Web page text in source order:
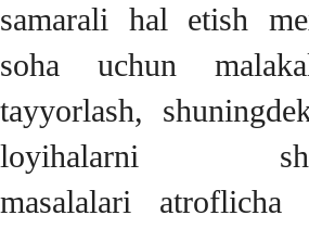
samarali hal etish
soha uchun
tayyorlash,
loyihalarni
masalalari atroflicha